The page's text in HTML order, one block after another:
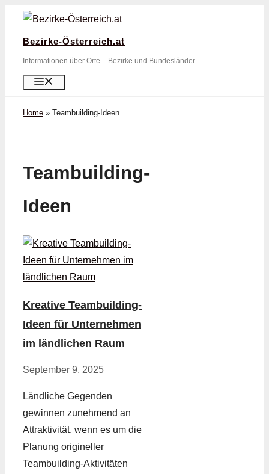
Zum
springen
Bezirke-Österreich.at
Informationen über Orte – Bezirke und Bundesländer
Home » Teambuilding-Ideen
Teambuilding-
Ideen
Kreative Teambuilding-
Ideen für Unternehmen
im ländlichen Raum
September 9, 2025
Ländliche Gegenden
gewinnen zunehmend an
Attraktivität, wenn es um die
Planung origineller
Teambuilding-Aktivitäten